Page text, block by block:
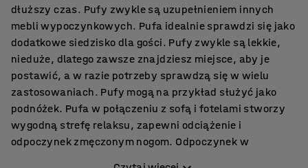
dłuższy czas. Pufy zwykle są uzupełnieniem innych
mebli wypoczynkowych. Pufa idealnie sprawdzi się jako
dodatkowe siedzisko dla gości. Pufy zwykle są lekkie,
nieduże, dlatego zawsze znajdziesz miejsce, aby je
postawić, a w razie potrzeby sprawdzą się w wielu
zastosowaniach. Pufy mogą na przykład służyć jako
podnóżek. Pufa w połączeniu z sofą i fotelami stworzy
wygodną strefę relaksu, zapewni odciążenie i
odpoczynek zmęczonym nogom. Odpoczynek w